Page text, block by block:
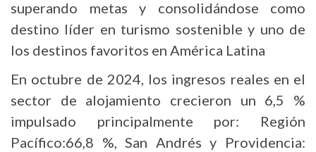
superando metas y consolidándose como
destino líder en turismo sostenible y uno de
los destinos favoritos en América Latina
En octubre de 2024, los ingresos reales en el
sector de alojamiento crecieron un 6,5 %
impulsado principalmente por: Región
Pacífico:66,8 %, San Andrés y Providencia: